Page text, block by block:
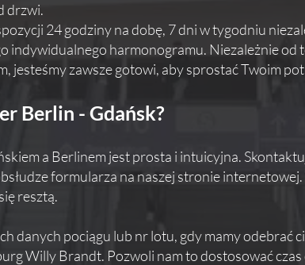
drzwi.
24 godziny na dobę, 7 dni w tygodniu
indywidualnego harmonogramu. Niezależnie
jesteśmy zawsze gotowi, aby sprostać Twoim
Berlin - Gdańsk?
a Berlinem jest prosta i intuicyjna.
formularza na naszej stronie
resztą.
danych pociągu lub nr lotu, gdy mamy odebrać
Willy Brandt. Pozwoli nam to dostosować